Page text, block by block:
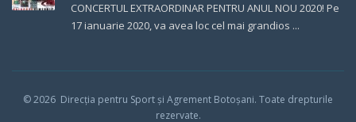
CONCERTUL EXTRAORDINAR PENTRU ANUL NOU 2020! Pe
17 ianuarie 2020, va avea loc cel mai grandios ...
© 2026 Direcția pentru Sport și Agrement Botoșani. Toate drepturile
rezervate.